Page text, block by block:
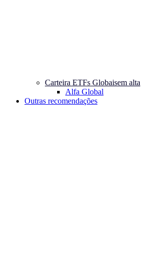
Carteira ETFs Globaisem alta
Alfa Global
Outras recomendações